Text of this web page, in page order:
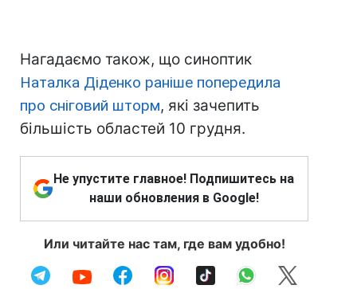
Нагадаємо також, що синоптик
Наталка Діденко раніше попередила
про сніговий шторм, які зачепить
більшість областей 10 грудня.
Не упустите главное! Подпишитесь на
наши обновления в Google!
Или читайте нас там, где вам удобно!